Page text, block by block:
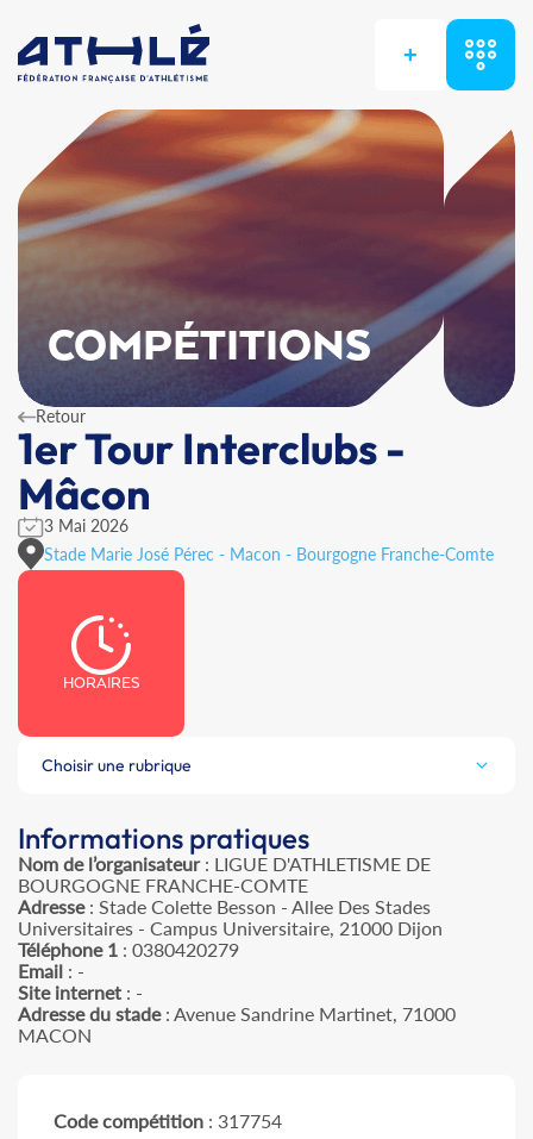
+
COMPÉTITIONS
Retour
1er Tour Interclubs -
Mâcon
3 Mai 2026
Stade Marie José Pérec - Macon - Bourgogne Franche-Comte
HORAIRES
Choisir une rubrique
Informations pratiques
Nom de l’organisateur: LIGUE D'ATHLETISME DE
BOURGOGNE FRANCHE-COMTE
Adresse: Stade Colette Besson - Allee Des Stades
Universitaires - Campus Universitaire, 21000 Dijon
Téléphone 1 : 0380420279
Email : -
Site internet : -
Adresse du stade: Avenue Sandrine Martinet, 71000
MACON
Code compétition : 317754